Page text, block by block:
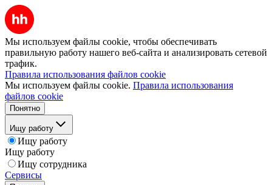
Мы используем файлы cookie, чтобы обеспечивать
правильную работу нашего веб-сайта и анализировать сетевой
трафик.
Правила использования файлов cookie
Мы используем файлы cookie. Правила использования
файлов cookie
Понятно
Ищу работу
Ищу работу
Ищу работу
Ищу сотрудника
Сервисы